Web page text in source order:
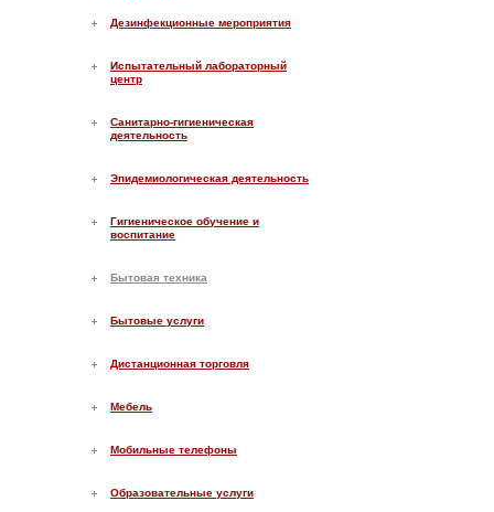
Дезинфекционные мероприятия
Испытательный лабораторный
центр
Санитарно-гигиеническая
деятельность
Эпидемиологическая деятельность
Гигиеническое обучение и
воспитание
Бытовая техника
Бытовые услуги
Дистанционная торговля
Мебель
Мобильные телефоны
Образовательные услуги